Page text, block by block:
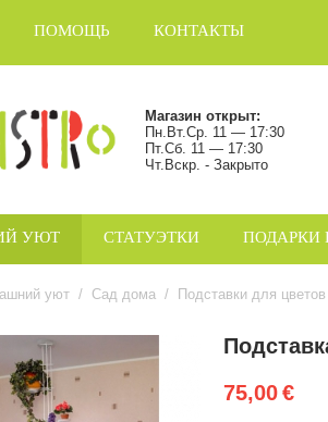
ПОМОЩЬ КОНТАКТЫ
Магазин открыт:
Пн.Вт.Ср. 11 — 17:30
Пт.Сб. 11 — 17:30
Чт.Вскр. - Закрыто
УЮТ СТАТУЭТКИ ПОДАРКИ
уют / Сад дома / Подставки для цветов
75,00€